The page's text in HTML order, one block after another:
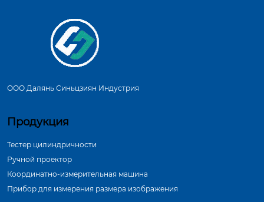
ООО Далянь Синьцзиян Индустрия
Продукция
Тестер цилиндричности
Ручной проектор
Координатно-измерительная машина
Прибор для измерения размера изображения